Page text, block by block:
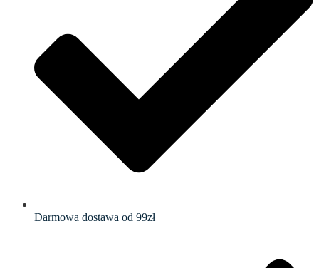
Darmowa dostawa od 99zł